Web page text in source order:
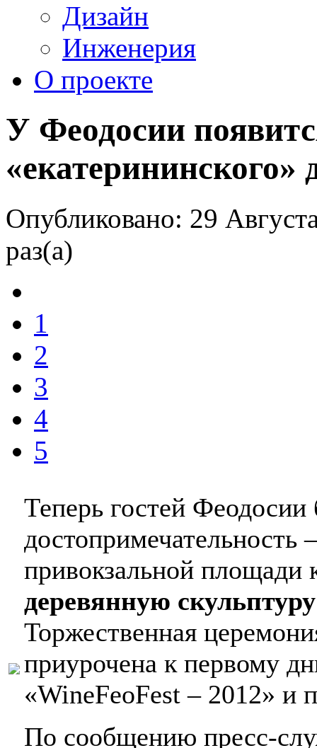
Дизайн
Инженерия
О проекте
У Феодосии
«екатерининского»
Опубликовано: 29
раз(а)
1
2
3
4
5
Теперь гостей Феодосии
достопримечательность
привокзальной площади
деревянную
Торжественная
приурочена к первому
«WineFeoFest – 2012» и
По сообщению пресс-